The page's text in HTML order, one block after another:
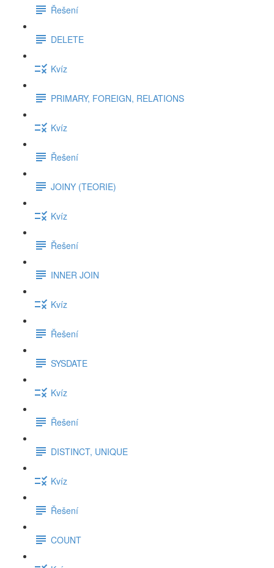
Řešení
DELETE
Kvíz
PRIMARY, FOREIGN, RELATIONS
Kvíz
Řešení
JOINY (TEORIE)
Kvíz
Řešení
INNER JOIN
Kvíz
Řešení
SYSDATE
Kvíz
Řešení
DISTINCT, UNIQUE
Kvíz
Řešení
COUNT